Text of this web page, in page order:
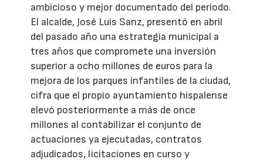
ambicioso y mejor documentado del periodo.
El alcalde, José Luis Sanz, presentó en abril
del pasado año una estrategia municipal a
tres años que compromete una inversión
superior a ocho millones de euros para la
mejora de los parques infantiles de la ciudad,
cifra que el propio ayuntamiento hispalense
elevó posteriormente a más de once
millones al contabilizar el conjunto de
actuaciones ya ejecutadas, contratos
adjudicados, licitaciones en curso y